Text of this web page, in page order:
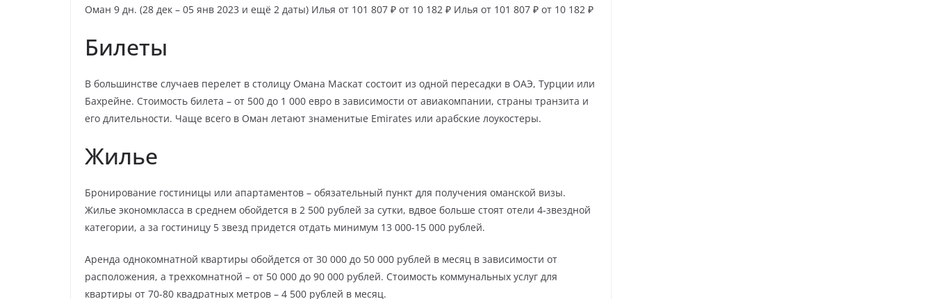
Оман 9 дн. (28 дек – 05 янв 2023 и ещё 2 даты) Илья от 101 807 ₽ от 10 182 ₽ Илья от 101 807 ₽ от 10 182 ₽
Билеты
В большинстве случаев перелет в столицу Омана Маскат состоит из одной пересадки в ОАЭ, Турции или
Бахрейне. Стоимость билета – от 500 до 1 000 евро в зависимости от авиакомпании, страны транзита и
его длительности. Чаще всего в Оман летают знаменитые Emirates или арабские лоукостеры.
Жилье
Бронирование гостиницы или апартаментов – обязательный пункт для получения оманской визы.
Жилье экономкласса в среднем обойдется в 2 500 рублей за сутки, вдвое больше стоят отели 4-звездной
категории, а за гостиницу 5 звезд придется отдать минимум 13 000-15 000 рублей.
Аренда однокомнатной квартиры обойдется от 30 000 до 50 000 рублей в месяц в зависимости от
расположения, а трехкомнатной – от 50 000 до 90 000 рублей. Стоимость коммунальных услуг для
квартиры от 70-80 квадратных метров – 4 500 рублей в месяц.